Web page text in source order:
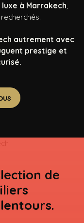
à Marrakech,
autrement avec
prestige et
de